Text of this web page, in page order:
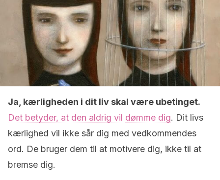
Ja, kærligheden i dit liv skal være ubetinget.
Det betyder, at den aldrig vil dømme dig. Dit livs
kærlighed vil ikke sår dig med vedkommendes
ord. De bruger dem til at motivere dig, ikke til at
bremse dig.